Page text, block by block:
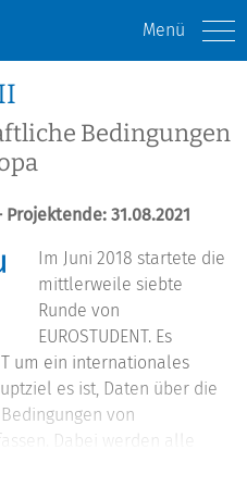
Menü
Bedingungen
31.08.2021
Im Juni 2018 startete die
mittlerweile siebte
Runde von
EUROSTUDENT. Es
um ein internationales
es ist, Daten über die
von
Dabei werden alle